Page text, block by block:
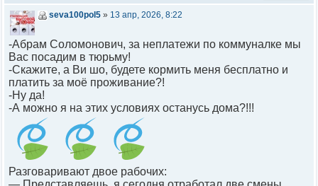
seva100pol5 » 13 апр, 2026, 8:22
-Абрам Соломонович, за неплатежи по коммуналке мы
Вас посадим в тюрьму!
-Скажите, а Ви шо, будете кормить меня бесплатно и
платить за моё проживание?!
-Ну да!
-А можно я на этих условиях останусь дома?!!!
Разговаривают двое рабочих: